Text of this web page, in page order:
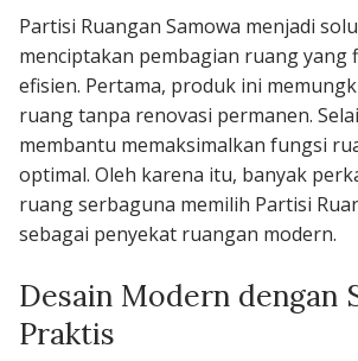
Partisi Ruangan Samowa menjadi
menciptakan pembagian ruang yang
efisien. Pertama, produk ini
ruang tanpa renovasi permanen.
membantu memaksimalkan fungsi
optimal. Oleh karena itu, banyak
ruang serbaguna memilih Partisi
sebagai penyekat ruangan modern.
Desain Modern dengan
Praktis